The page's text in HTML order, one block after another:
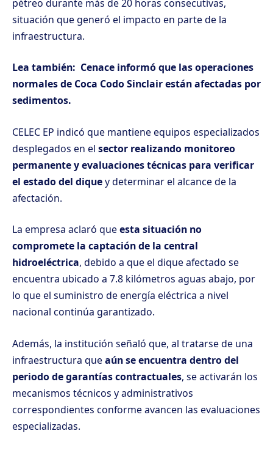
pétreo durante más de 20 horas consecutivas,
situación que generó el impacto en parte de la
infraestructura.
Lea también: Cenace informó que las operaciones
normales de Coca Codo Sinclair están afectadas por
sedimentos.
CELEC EP indicó que mantiene equipos especializados
desplegados en el sector realizando monitoreo
permanente y evaluaciones técnicas para verificar
el estado del diquey determinar el alcance de la
afectación.
La empresa aclaró queesta situación no
compromete la captación de la central
hidroeléctrica, debido a que el dique afectado se
encuentra ubicado a 7.8 kilómetros aguas abajo, por
lo que el suministro de energía eléctrica a nivel
nacional continúa garantizado.
Además, la institución señaló que, al tratarse de una
infraestructura queaún se encuentra dentro del
periodo de garantías contractuales, se activarán los
mecanismos técnicos y administrativos
correspondientes conforme avancen las evaluaciones
especializadas.